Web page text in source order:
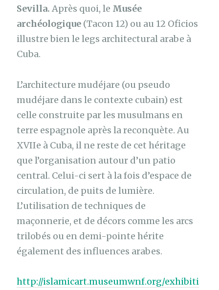
Sevilla.Après quoi, le Musée
archéologique (Tacon 12) ou au 12 Oficios
illustre bien le legs architectural arabe à
Cuba.
L’architecture mudéjare (ou pseudo
mudéjare dans le contexte cubain) est
celle construite par les musulmans en
terre espagnole après la reconquète. Au
XVIIe à Cuba, il ne reste de cet héritage
que l’organisation autour d’un patio
central. Celui-ci sert à la fois d’espace de
circulation, de puits de lumière.
L’utilisation de techniques de
maçonnerie, et de décors comme les arcs
trilobés ou en demi-pointe hérite
également des influences arabes.
http://islamicart.museumwnf.org/exhibiti